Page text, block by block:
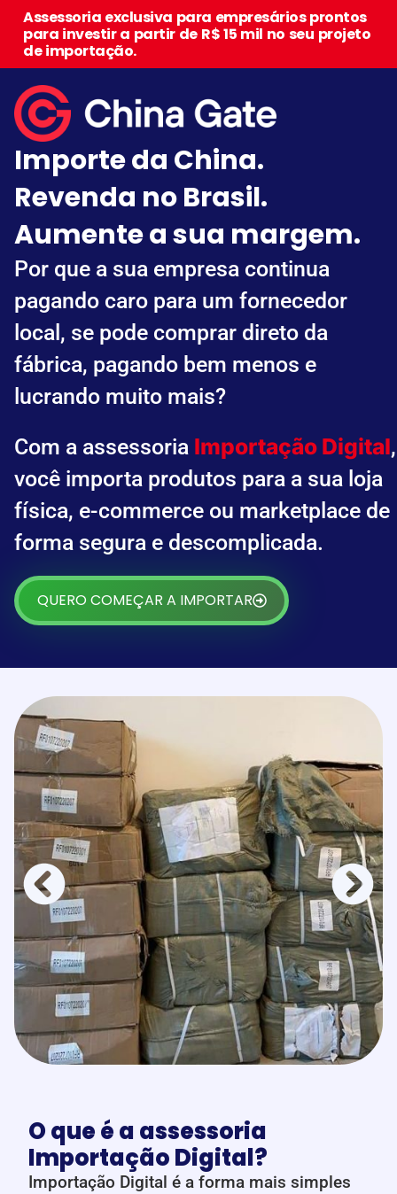
Assessoria exclusiva para empresários prontos
para investir a partir de R$ 15 mil no seu projeto
de importação.
Importe da China.
Revenda no Brasil.
Aumente a sua margem.
Por que a sua empresa continua
pagando caro para um fornecedor
local, se pode comprar direto da
fábrica, pagando bem menos e
lucrando muito mais?
Com a assessoria Importação Digital,
você importa produtos para a sua loja
física, e-commerce ou marketplace de
forma segura e descomplicada.
QUERO COMEÇAR A IMPORTAR
O que é a assessoria
Importação Digital?
Importação Digital é a forma mais simples